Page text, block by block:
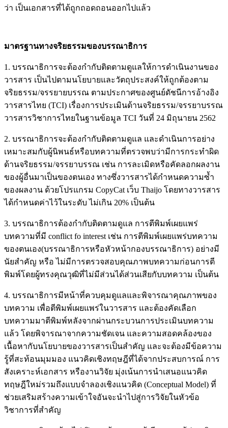
ว่า เป็นเอกสารที่ได้ถูกถอดถอนออกไปแล้ว
มาตรฐานทางจริยธรรมของบรรณาธิการ
1. บรรณาธิการจะต้องกำกับติดตามดูแลให้การดำเนินงานของ
วารสาร เป็นไปตามนโยบายและวัตถุประสงค์ให้ถูกต้องตาม
จริยธรรม/จรรยายบรรณ ตามประกาศของศูนย์ดัชนีการอ้างอิง
วารสารไทย (TCI) เรื่องการประเมินด้านจริยธรรม/จรรยาบรรณ
วารสารวิชาการไทยในฐานข้อมูล TCI วันที่ 24 มิถุนายน 2562
2. บรรณาธิการจะต้องกำกับติดตามดูแล และดำเนินการอย่าง
เหมาะสมกับผู้นิพนธ์หรือบทความที่ตรวจพบว่ามีการกระทำผิด
ด้านจริยธรรม/จรรยาบรรณ เช่น การละเมิดหรือคัดลอกผลงาน
ของผู้อื่นมาเป็นของตนเอง ทางซึ่งวารสารได้กำหนดความซ้ำ
ของผลงาน ด้วยโปรแกรม CopyCat เว็บ Thaijo โดยทางวารสาร
ได้กำหนดค่าไว้ในระดับ ไม่เกิน 20% เป็นต้น
3. บรรณาธิการต้องกำกับติดตามดูแล การตีพิมพ์เผยแพร่
บทความที่มี conflict fo interest เช่น การตีพิมพ์เผยแพร่บทความ
ของตนเอง(บรรณาธิการหรือหัวหน้ากองบรรณาธิการ) อย่างมี
นัยสำคัญ หรือ ไม่มีการตรวจสอบคุณภาพบทความก่อนการตี
พิมพ์โดยผู้ทรงคุณวุฒิที่ไม่มีส่วนได้ส่วนเสียกับบทความ เป็นต้น
4. บรรณาธิการมีหน้าที่ควบคุมดูแลและพิจารณาคุณภาพของ
บทความ เพื่อตีพิมพ์เผยแพร่ในวารสาร และต้องคัดเลือก
บทความมาตีพิมพ์หลังจากผ่านกระบวนการประเมินบทความ
แล้ว โดยพิจารณาจากความชัดเจน และความสอดคล้องของ
เนื้อหากับนโยบายของวารสารเป็นสำคัญ และจะต้องมีข้อความ
รู้ที่สะท้อนมุมมอง แนวคิดเชิงทฤษฎีที่ได้จากประสบการณ์ การ
สังเคราะห์เอกสาร หรืองานวิจัย มุ่งเน้นการนำเสนอแนวคิด
ทฤษฎีใหม่รวมถึงแบบจำลองเชิงแนวคิด (Conceptual Model) ที่
ช่วยเสริมสร้างความเข้าใจอันจะนำไปสู่การวิจัยในหัวข้อ
วิชาการที่สำคัญ